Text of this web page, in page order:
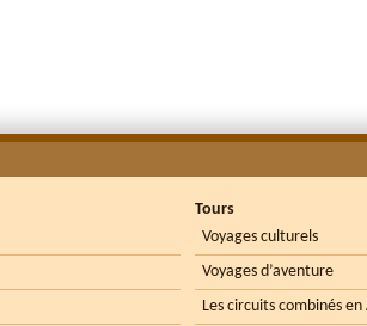
Tours
Voyages culturels
Voyages d’aventure
Les circuits combinés